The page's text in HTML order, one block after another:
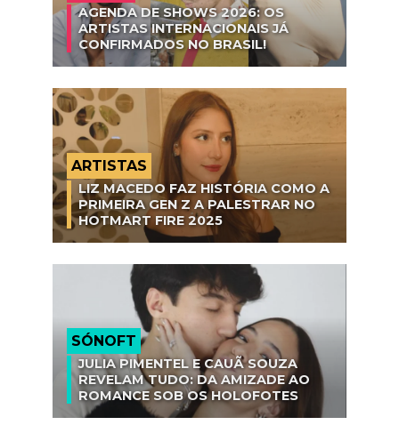
AGENDA DE SHOWS 2026: OS
ARTISTAS INTERNACIONAIS JÁ
CONFIRMADOS NO BRASIL!
ARTISTAS
LIZ MACEDO FAZ HISTÓRIA COMO A
PRIMEIRA GEN Z A PALESTRAR NO
HOTMART FIRE 2025
SÓNOFT
JULIA PIMENTEL E CAUÃ SOUZA
REVELAM TUDO: DA AMIZADE AO
ROMANCE SOB OS HOLOFOTES